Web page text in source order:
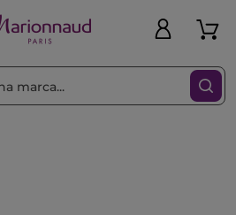
Filtra